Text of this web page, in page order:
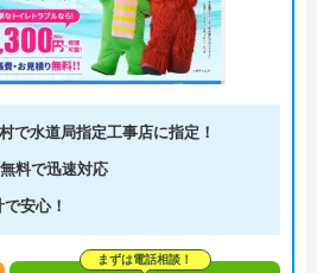
で水道局指定工事店に指定！
料で迅速対応
安心！
まずは電話相談！